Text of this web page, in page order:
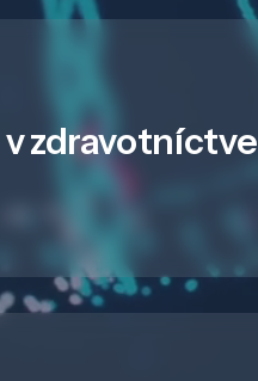
v zdravotníctve